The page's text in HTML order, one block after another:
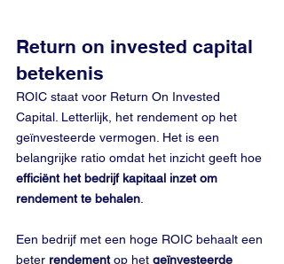
Return on invested capital
betekenis
ROIC staat voor Return On Invested
Capital. Letterlijk, het rendement op het
geïnvesteerde vermogen. Het is een
belangrijke ratio omdat het inzicht geeft hoe
efficiënt het bedrijf kapitaal inzet om
rendement te behalen
Een bedrijf met een hoge ROIC behaalt een
beter rendement op het geïnvesteerde